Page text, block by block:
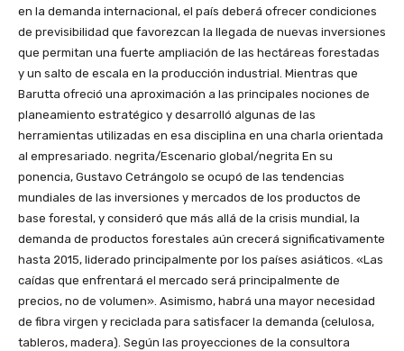
en la demanda internacional, el país deberá ofrecer condiciones
de previsibilidad que favorezcan la llegada de nuevas inversiones
que permitan una fuerte ampliación de las hectáreas forestadas
y un salto de escala en la producción industrial. Mientras que
Barutta ofreció una aproximación a las principales nociones de
planeamiento estratégico y desarrolló algunas de las
herramientas utilizadas en esa disciplina en una charla orientada
al empresariado. negrita/Escenario global/negrita En su
ponencia, Gustavo Cetrángolo se ocupó de las tendencias
mundiales de las inversiones y mercados de los productos de
base forestal, y consideró que más allá de la crisis mundial, la
demanda de productos forestales aún crecerá significativamente
hasta 2015, liderado principalmente por los países asiáticos. «Las
caídas que enfrentará el mercado será principalmente de
precios, no de volumen». Asimismo, habrá una mayor necesidad
de fibra virgen y reciclada para satisfacer la demanda (celulosa,
tableros, madera). Según las proyecciones de la consultora